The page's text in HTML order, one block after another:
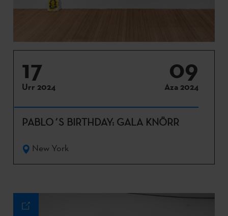
17
Urr 2024
09
Aza 2024
PABLO´S BIRTHDAY: GALA KNÖRR
New York